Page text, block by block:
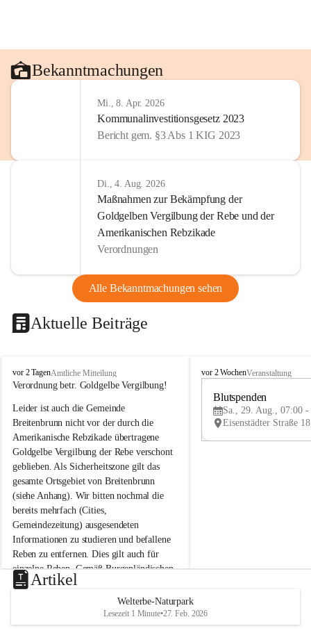
Bekanntmachungen
Mi., 8. Apr. 2026
Kommunalinvestitionsgesetz 2023
Bericht gem. §3 Abs 1 KIG 2023
Di., 4. Aug. 2026
Maßnahmen zur Bekämpfung der
Goldgelben Vergilbung der Rebe und der
Amerikanischen Rebzikade
Verordnungen
Alle Bekanntmachungen sehen
Aktuelle Beiträge
B
r
i
t
e
n
b
r
u
n
n
a
m
N
e
u
s
d
vor 2 TagenAmtliche Mitteilung
Verordnung betr. Goldgelbe Vergilbung!
Leider ist auch die Gemeinde
Breitenbrunn nicht vor der durch die
Amerikanische Rebzikade übertragene
Goldgelbe Vergilbung der Rebe verschont
geblieben. Als Sicherheitszone gilt das
gesamte Ortsgebiet von Breitenbrunn
(siehe Anhang). Wir bitten nochmal die
bereits mehrfach (Cities,
Gemeindezeitung) ausgesendeten
Informationen zu studieren und befallene
Reben zu entfernen. Dies gilt auch für
einzelne Reben. Gemäß Burgenländischen
Weinbaugesetz sind nicht gepflegte oder
unzulässige Weingärten zu roden! Bitte
helfen wir zusammen um unsere Winzer
vor den prognostizierten Ernteausfällen
B
e
u
e
d
vor 2 WochenVeranstaltung
Blutspenden
Sa., 29. Aug., 07:00 -
Artikel
Welterbe-Naturpark
Lesezeit 1 Minute•27. Feb. 2026